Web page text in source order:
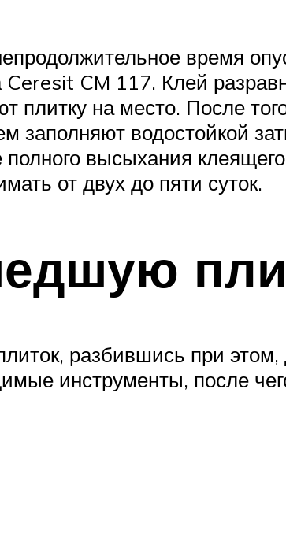
время
Ceresit CM 117. Клей
плитку на место. После
заполняют водостойкой
высыхания
от двух до пяти суток.
разбившись при
инструменты, после